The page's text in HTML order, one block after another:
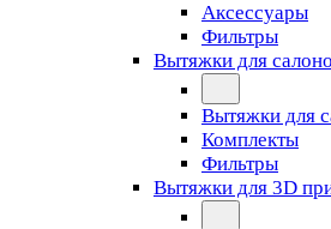
Аксессуары
Фильтры
Вытяжки для
Вытяжки для
Комплекты
Фильтры
Вытяжки для 3D